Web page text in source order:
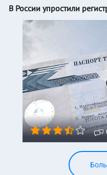
В России упростили